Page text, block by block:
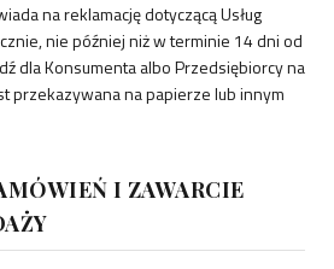
na reklamację dotyczącą Usług
nie później niż w terminie 14 dni od
dla Konsumenta albo Przedsiębiorcy na
przekazywana na papierze lub innym
I ZAWARCIE